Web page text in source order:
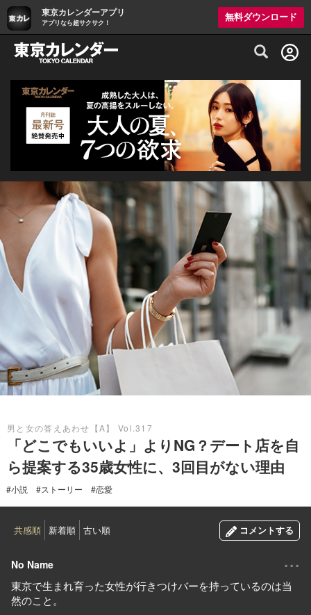
東京カレンダーアプリ
アプリなら超サクサク！
無料ダウンロード
グルメ情報・プレミアムレストラン予約
男と女の答えあわせ【A】 Vol.317
「どこでもいいよ」よりNG？デート店を自
ら提案する35歳女性に、3回目がない理由
#小説 #ストーリー #恋愛
共感順 新着順 古い順 コメントする
No Name ...
東京で生まれ育った女性が行きつけバーを持っているのは当
然のこと。